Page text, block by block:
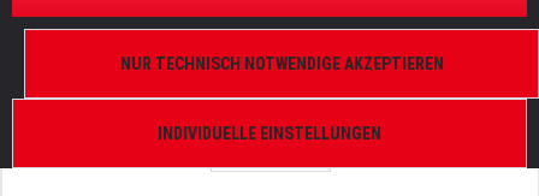
INDIVIDUELLE EINSTELLUNGEN
NUR TECHNISCH NOTWENDIGE AKZEPTIEREN